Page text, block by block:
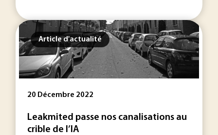
Article d'actualité
20 Décembre 2022
Leakmited passe nos canalisations au
crible de l’IA